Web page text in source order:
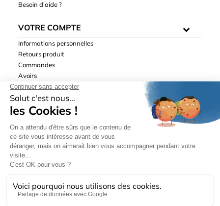
Besoin d'aide ?
VOTRE COMPTE
Informations personnelles
Retours produit
Commandes
Avoirs
Adresses
Bons de réduction
de ventes| © Hydrodis 2003-2026. Tous droits réservés